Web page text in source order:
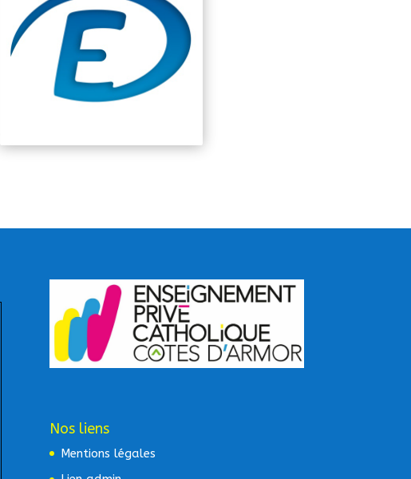
Nos liens
Mentions légales